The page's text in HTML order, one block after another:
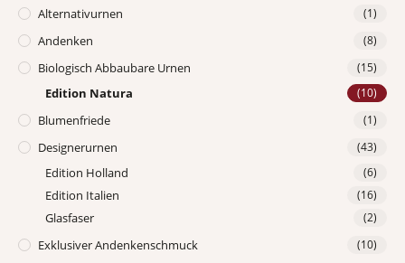
Alternativurnen (1)
Andenken (8)
Biologisch Abbaubare Urnen (15)
Edition Natura (10)
Blumenfriede (1)
Designerurnen (43)
Edition Holland (6)
Edition Italien (16)
Glasfaser (2)
Exklusiver Andenkenschmuck (10)